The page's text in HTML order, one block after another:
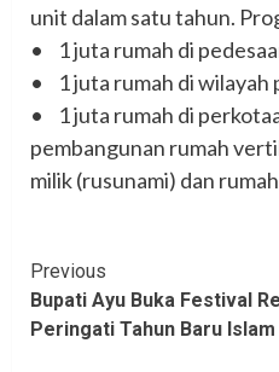
unit dalam satu tahun.
• 1 juta rumah di
• 1 juta rumah di wilayah
• 1 juta rumah di
pembangunan rumah
milik (rusunami) dan
Continue
Reading
Previous
Bupati Ayu Buka Festival
Peringati Tahun Baru